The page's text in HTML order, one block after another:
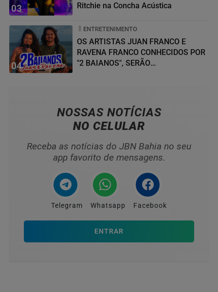
03
Ritchie na Concha Acústica
04
ENTRETENIMENTO
OS ARTISTAS JUAN FRANCO E
RAVENA FRANCO CONHECIDOS POR
"2 BAIANOS", SERÃO
NOSSAS NOTÍCIAS
NO CELULAR
Receba as notícias do JBN Bahia no seu
app favorito de mensagens.
Telegram Whatsapp Facebook
ENTRAR